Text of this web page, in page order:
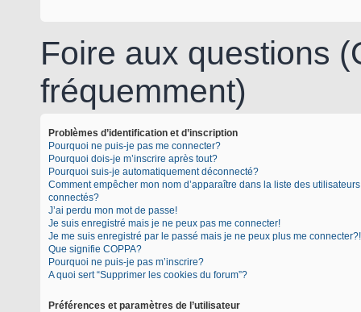
Foire aux questions
fréquemment)
Problèmes d’identification et d’inscription
Pourquoi ne puis-je pas me connecter?
Pourquoi dois-je m’inscrire après tout?
Pourquoi suis-je automatiquement déconnecté?
Comment empêcher mon nom d’apparaître dans la liste des utilisateurs
connectés?
J’ai perdu mon mot de passe!
Je suis enregistré mais je ne peux pas me connecter!
Je me suis enregistré par le passé mais je ne peux plus me connecter?!
Que signifie COPPA?
Pourquoi ne puis-je pas m’inscrire?
A quoi sert “Supprimer les cookies du forum”?
Préférences et paramètres de l’utilisateur